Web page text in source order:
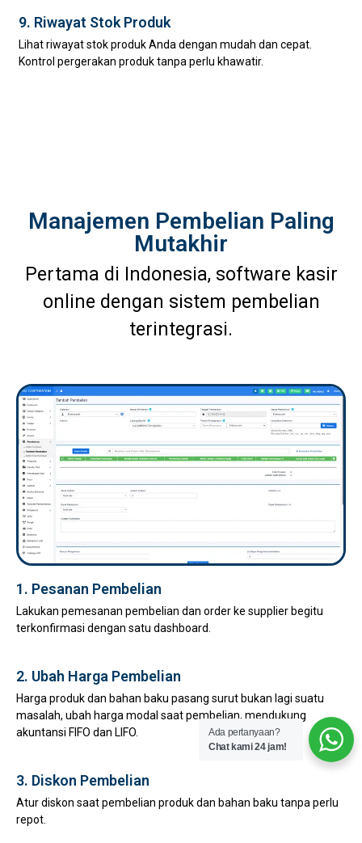
9. Riwayat Stok Produk
Lihat riwayat stok produk Anda dengan mudah dan cepat.
Kontrol pergerakan produk tanpa perlu khawatir.
Manajemen Pembelian Paling
Mutakhir
Pertama di Indonesia, software kasir
online dengan sistem pembelian
terintegrasi.
1. Pesanan Pembelian
Lakukan pemesanan pembelian dan order ke supplier begitu
terkonfirmasi dengan satu dashboard.
2. Ubah Harga Pembelian
Harga produk dan bahan baku pasang surut bukan lagi suatu
masalah, ubah harga modal saat pembelian, mendukung
akuntansi FIFO dan LIFO.
3. Diskon Pembelian
Atur diskon saat pembelian produk dan bahan baku tanpa perlu
repot.
Ada pertanyaan?
Chat kami 24 jam!